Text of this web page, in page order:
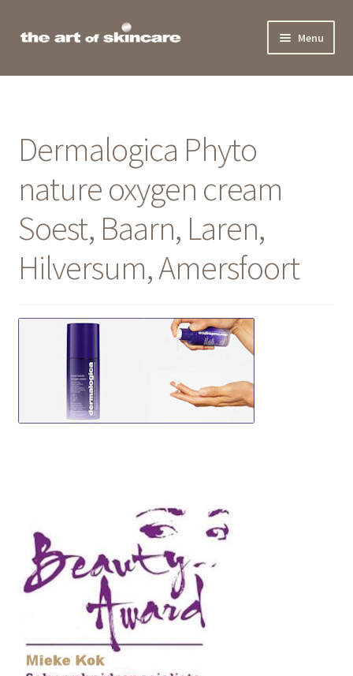
Ga
Ga
Menu
Home
Producten
Actueel
Team
Beauty Award
Contact
Dermalogica Phyto
nature oxygen cream
Soest, Baarn, Laren,
Hilversum, Amersfoort